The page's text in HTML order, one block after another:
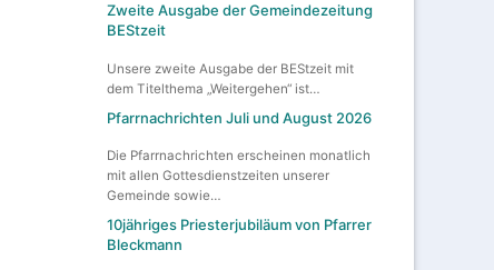
Zweite Ausgabe der Gemeindezeitung
BEStzeit
Unsere zweite Ausgabe der BEStzeit mit
dem Titelthema „Weitergehen“ ist…
Pfarrnachrichten Juli und August 2026
Die Pfarrnachrichten erscheinen monatlich
mit allen Gottesdienstzeiten unserer
Gemeinde sowie…
10jähriges Priesterjubiläum von Pfarrer
Bleckmann